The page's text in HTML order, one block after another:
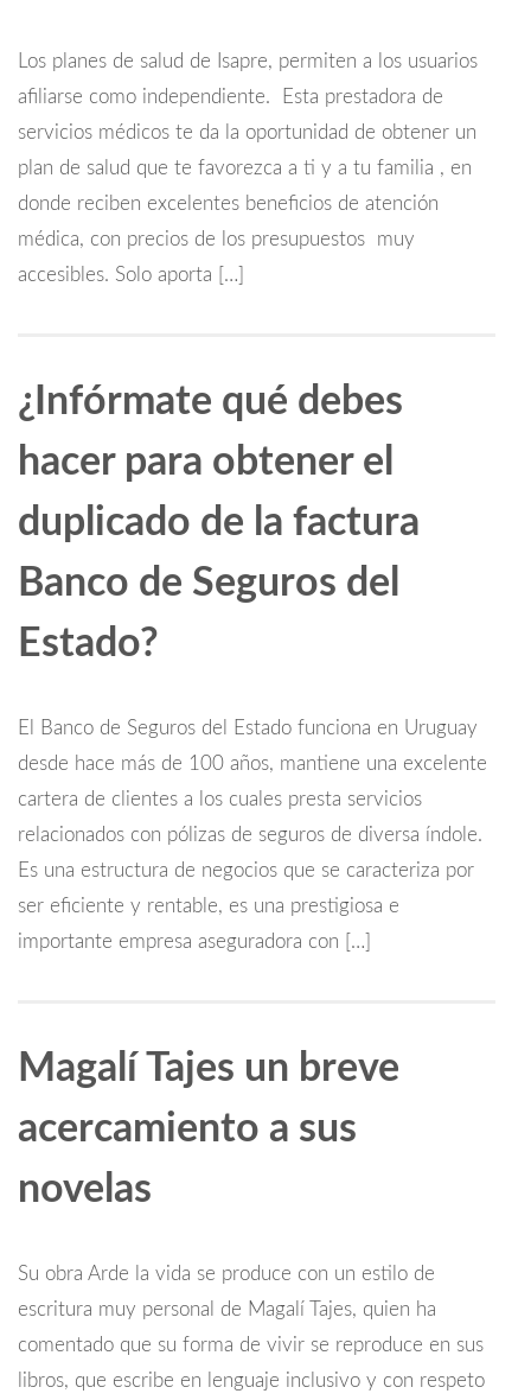
Los planes de salud de Isapre, permiten a los usuarios
afiliarse como independiente. Esta prestadora de
servicios médicos te da la oportunidad de obtener un
plan de salud que te favorezca a ti y a tu familia , en
donde reciben excelentes beneficios de atención
médica, con precios de los presupuestos muy
accesibles. Solo aporta […]
¿Infórmate qué debes
hacer para obtener el
duplicado de la factura
Banco de Seguros del
Estado?
El Banco de Seguros del Estado funciona en Uruguay
desde hace más de 100 años, mantiene una excelente
cartera de clientes a los cuales presta servicios
relacionados con pólizas de seguros de diversa índole.
Es una estructura de negocios que se caracteriza por
ser eficiente y rentable, es una prestigiosa e
importante empresa aseguradora con […]
Magalí Tajes un breve
acercamiento a sus
novelas
Su obra Arde la vida se produce con un estilo de
escritura muy personal de Magalí Tajes, quien ha
comentado que su forma de vivir se reproduce en sus
libros, que escribe en lenguaje inclusivo y con respeto